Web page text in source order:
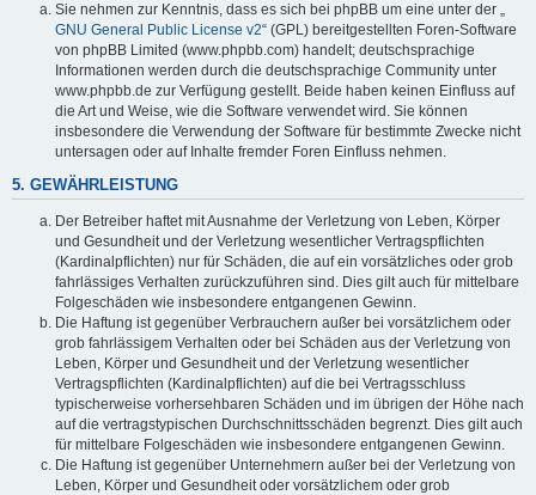
Sie nehmen zur Kenntnis, dass es sich bei phpBB um eine unter der „
GNU General Public License v2“ (GPL) bereitgestellten Foren-Software
von phpBB Limited (www.phpbb.com) handelt; deutschsprachige
Informationen werden durch die deutschsprachige Community unter
www.phpbb.de zur Verfügung gestellt. Beide haben keinen Einfluss auf
die Art und Weise, wie die Software verwendet wird. Sie können
insbesondere die Verwendung der Software für bestimmte Zwecke nicht
untersagen oder auf Inhalte fremder Foren Einfluss nehmen.
5. GEWÄHRLEISTUNG
Der Betreiber haftet mit Ausnahme der Verletzung von Leben, Körper
und Gesundheit und der Verletzung wesentlicher Vertragspflichten
(Kardinalpflichten) nur für Schäden, die auf ein vorsätzliches oder grob
fahrlässiges Verhalten zurückzuführen sind. Dies gilt auch für mittelbare
Folgeschäden wie insbesondere entgangenen Gewinn.
Die Haftung ist gegenüber Verbrauchern außer bei vorsätzlichem oder
grob fahrlässigem Verhalten oder bei Schäden aus der Verletzung von
Leben, Körper und Gesundheit und der Verletzung wesentlicher
Vertragspflichten (Kardinalpflichten) auf die bei Vertragsschluss
typischerweise vorhersehbaren Schäden und im übrigen der Höhe nach
auf die vertragstypischen Durchschnittsschäden begrenzt. Dies gilt auch
für mittelbare Folgeschäden wie insbesondere entgangenen Gewinn.
Die Haftung ist gegenüber Unternehmern außer bei der Verletzung von
Leben, Körper und Gesundheit oder vorsätzlichem oder grob